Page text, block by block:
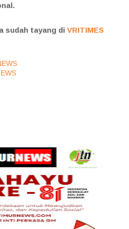
sudah tayang di VRITIMES